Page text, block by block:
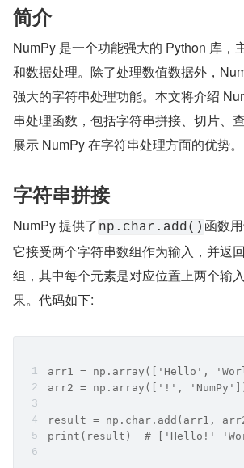
简介
NumPy 是一个功能强大的 Python 库，
和数据处理。除了处理数值数据外，
强大的字符串处理功能。本文将介绍
串处理函数，包括字符串拼接、切片、
展示 NumPy 在字符串处理方面的优势。
字符串拼接
NumPy 提供了 np.char.add() 函数
它接受两个字符串数组作为输入，并返
组，其中每个元素是对应位置上两个输
果。代码如下:
arr1 = np.array(['Hello',
arr2 = np.array(['!',
result = np.char.add(arr1,
print(result)  # ['Hello!'